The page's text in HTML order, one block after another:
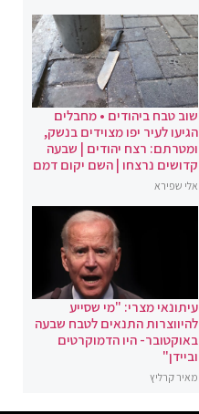
שוב טבח ביהודים • מחבלים
הגיעו לעיר יפו מצוידים בנשק,
ומטרתם: רצח יהודים | שבעה
קדושים נרצחו | השם יקום דמם
אלי שפירא
עיתונאי מצרי: "מי שסייע
להיווצרות התנאים לטבח שבעה
באוקטובר- היו הדמוקרטים
וביידן"
מאיר קרליץ